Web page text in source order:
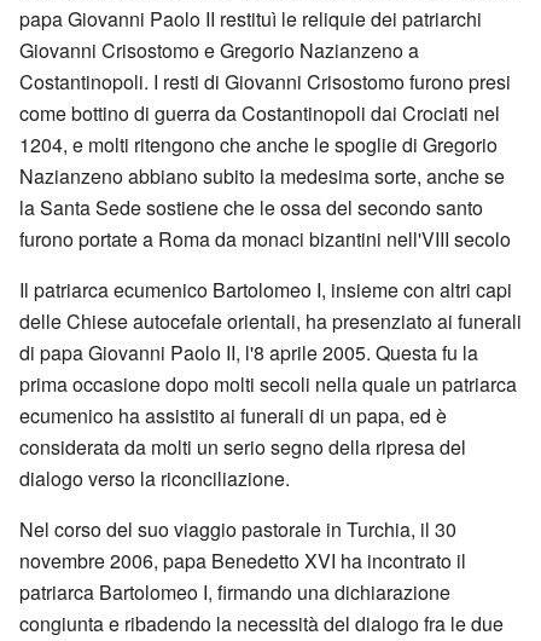
papa Giovanni Paolo II restituì le reliquie dei patriarchi
Giovanni Crisostomo e Gregorio Nazianzeno a
Costantinopoli. I resti di Giovanni Crisostomo furono presi
come bottino di guerra da Costantinopoli dai Crociati nel
1204, e molti ritengono che anche le spoglie di Gregorio
Nazianzeno abbiano subito la medesima sorte, anche se
la Santa Sede sostiene che le ossa del secondo santo
furono portate a Roma da monaci bizantini nell'VIII secolo
Il patriarca ecumenico Bartolomeo I, insieme con altri capi
delle Chiese autocefale orientali, ha presenziato ai funerali
di papa Giovanni Paolo II, l'8 aprile 2005. Questa fu la
prima occasione dopo molti secoli nella quale un patriarca
ecumenico ha assistito ai funerali di un papa, ed è
considerata da molti un serio segno della ripresa del
dialogo verso la riconciliazione.
Nel corso del suo viaggio pastorale in Turchia, il 30
novembre 2006, papa Benedetto XVI ha incontrato il
patriarca Bartolomeo I, firmando una dichiarazione
congiunta e ribadendo la necessità del dialogo fra le due